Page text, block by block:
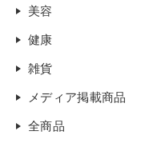
美容
健康
雑貨
メディア掲載商品
全商品